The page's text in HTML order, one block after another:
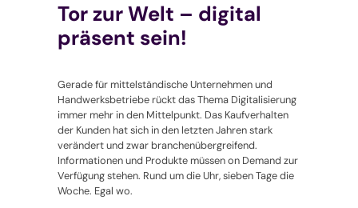
Tor zur Welt – digital
präsent sein!
Gerade für mittelständische Unternehmen und
Handwerksbetriebe rückt das Thema Digitalisierung
immer mehr in den Mittelpunkt. Das Kaufverhalten
der Kunden hat sich in den letzten Jahren stark
verändert und zwar branchenübergreifend.
Informationen und Produkte müssen on Demand zur
Verfügung stehen. Rund um die Uhr, sieben Tage die
Woche. Egal wo.